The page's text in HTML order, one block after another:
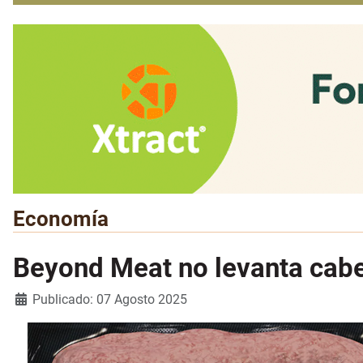
Economía
Beyond Meat no levanta
Detalles
Publicado: 07 Agosto 2025